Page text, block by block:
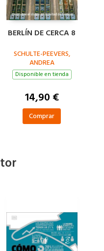
BERLÍN DE CERCA 8
SCHULTE-PEEVERS,
ANDREA
Disponible en tienda
14,90 €
Comprar